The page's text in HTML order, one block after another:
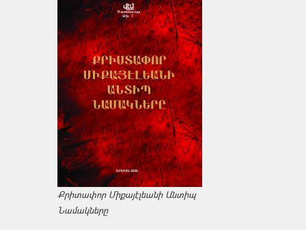
Քրիտափոր Միքայէլեանի Անտիպ
Նամակները